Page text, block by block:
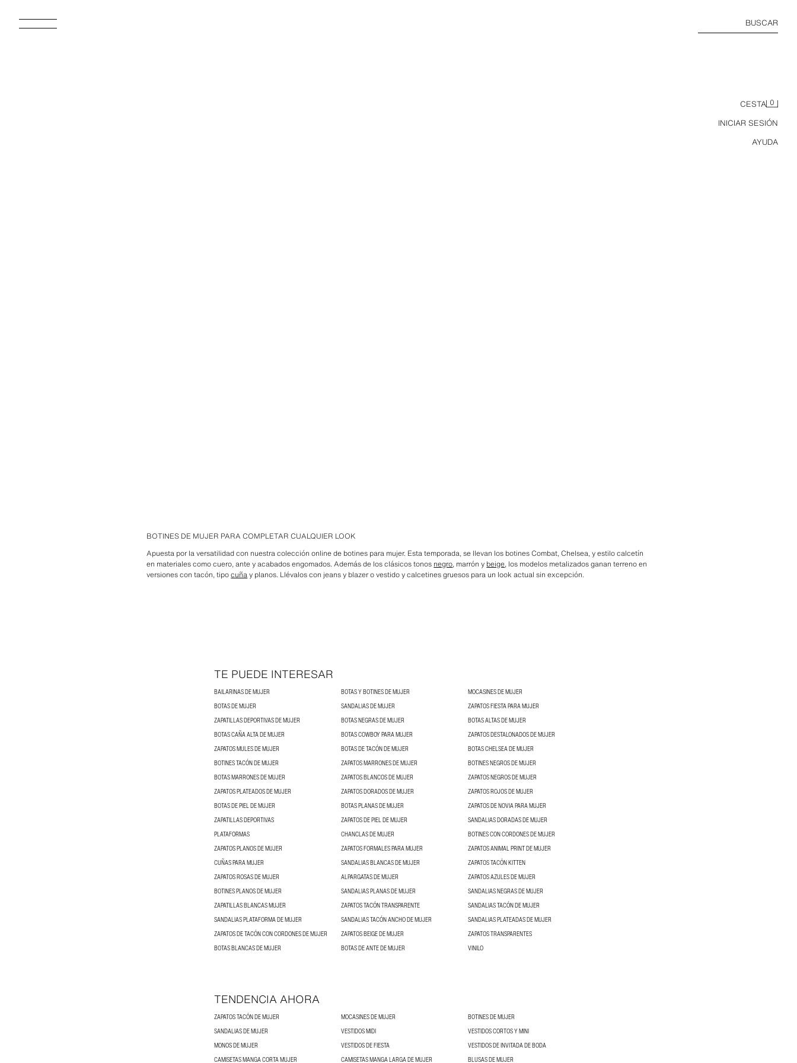
BUSCAR
CESTA 0
INICIAR SESIÓN
AYUDA
BOTINES DE MUJER PARA COMPLETAR CUALQUIER LOOK
Apuesta por la versatilidad con nuestra colección online de botines para mujer. Esta temporada, se llevan los botines Combat, Chelsea, y estilo calcetín
en materiales como cuero, ante y acabados engomados. Además de los clásicos tonos negro, marrón y beige, los modelos metalizados ganan terreno en
versiones con tacón, tipocuñay planos. Llévalos con jeans y blazer o vestido y calcetines gruesos para un look actual sin excepción.
TE PUEDE INTERESAR
BAILARINAS DE MUJER BOTAS Y BOTINES DE MUJER
MOCASINES DE MUJER
BOTAS DE MUJER
SANDALIAS DE MUJER
ZAPATOS FIESTA PARA MUJER
ZAPATILLAS DEPORTIVAS DE MUJER
BOTAS NEGRAS DE MUJER
BOTAS ALTAS DE MUJER
BOTAS CAÑA ALTA DE MUJER
BOTAS COWBOY PARA MUJER
ZAPATOS DESTALONADOS DE MUJER
ZAPATOS MULES DE MUJER
BOTAS DE TACÓN DE MUJER
BOTAS CHELSEA DE MUJER
BOTINES TACÓN DE MUJER
ZAPATOS MARRONES DE MUJER
BOTINES NEGROS DE MUJER
BOTAS MARRONES DE MUJER
ZAPATOS BLANCOS DE MUJER
ZAPATOS NEGROS DE MUJER
ZAPATOS PLATEADOS DE MUJER
ZAPATOS DORADOS DE MUJER
ZAPATOS ROJOS DE MUJER
BOTAS DE PIEL DE MUJER
BOTAS PLANAS DE MUJER
ZAPATOS DE NOVIA PARA MUJER
ZAPATILLAS DEPORTIVAS
ZAPATOS DE PIEL DE MUJER
SANDALIAS DORADAS DE MUJER
PLATAFORMAS
CHANCLAS DE MUJER
BOTINES CON CORDONES DE MUJER
ZAPATOS PLANOS DE MUJER
ZAPATOS FORMALES PARA MUJER
ZAPATOS ANIMAL PRINT DE MUJER
CUÑAS PARA MUJER
SANDALIAS BLANCAS DE MUJER
ZAPATOS TACÓN KITTEN
ZAPATOS ROSAS DE MUJER
ALPARGATAS DE MUJER
ZAPATOS AZULES DE MUJER
BOTINES PLANOS DE MUJER
SANDALIAS PLANAS DE MUJER
SANDALIAS NEGRAS DE MUJER
ZAPATILLAS BLANCAS MUJER
ZAPATOS TACÓN TRANSPARENTE
SANDALIAS TACÓN DE MUJER
SANDALIAS PLATAFORMA DE MUJER
SANDALIAS TACÓN ANCHO DE MUJER
SANDALIAS PLATEADAS DE MUJER
ZAPATOS DE TACÓN CON CORDONES DE MUJER
ZAPATOS BEIGE DE MUJER
ZAPATOS TRANSPARENTES
BOTAS BLANCAS DE MUJER
BOTAS DE ANTE DE MUJER VINILO
TENDENCIA AHORA
ZAPATOS TACÓN DE MUJER MOCASINES DE MUJER
BOTINES DE MUJER
SANDALIAS DE MUJER
VESTIDOS MIDI
VESTIDOS CORTOS Y MINI
MONOS DE MUJER
VESTIDOS DE FIESTA
VESTIDOS DE INVITADA DE BODA
CAMISETAS MANGA CORTA MUJER
CAMISETAS MANGA LARGA DE MUJER
BLUSAS DE MUJER